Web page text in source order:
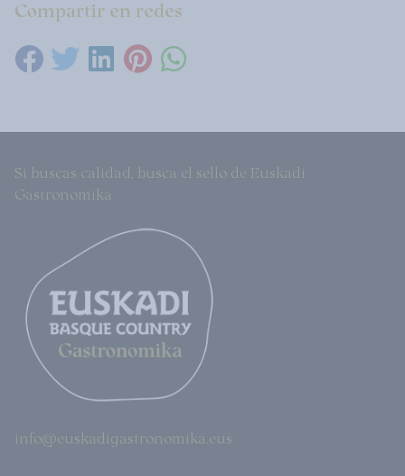
Compartir en redes
Si buscas calidad, busca el sello de Euskadi
Gastronomika
info@euskadigastronomika.eus